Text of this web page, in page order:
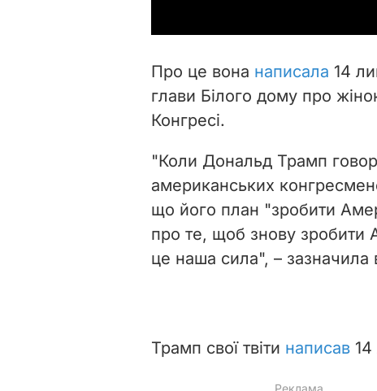
Про це вона написала 14
глави Білого дому про
Конгресі.
"Коли Дональд Трамп
американських
що його план "зробити
про те, щоб знову зробити
це наша сила", – зазначила
Трамп свої твіти написав